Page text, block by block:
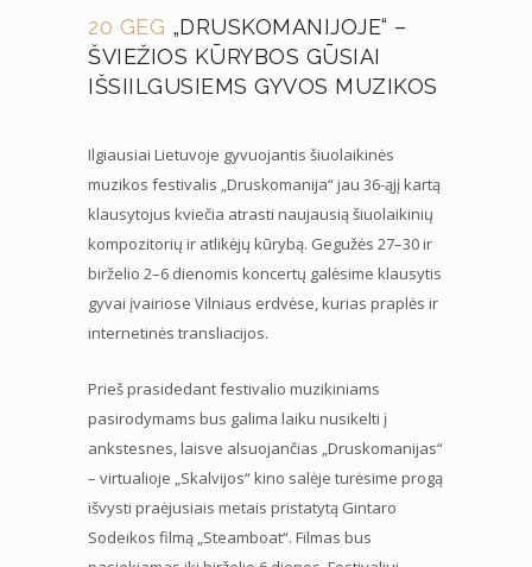
20 GEG „DRUSKOMANIJOJE“ –
ŠVIEŽIOS KŪRYBOS GŪSIAI
IŠSIILGUSIEMS GYVOS MUZIKOS
Ilgiausiai Lietuvoje gyvuojantis šiuolaikinės
muzikos festivalis „Druskomanija“ jau 36-ąjį kartą
klausytojus kviečia atrasti naujausią šiuolaikinių
kompozitorių ir atlikėjų kūrybą. Gegužės 27–30 ir
birželio 2–6 dienomis koncertų galėsime klausytis
gyvai įvairiose Vilniaus erdvėse, kurias praplės ir
internetinės transliacijos.
Prieš prasidedant festivalio muzikiniams
pasirodymams bus galima laiku nusikelti į
ankstesnes, laisve alsuojančias „Druskomanijas“
– virtualioje „Skalvijos“ kino salėje turėsime progą
išvysti praėjusiais metais pristatytą Gintaro
Sodeikos filmą „Steamboat“. Filmas bus